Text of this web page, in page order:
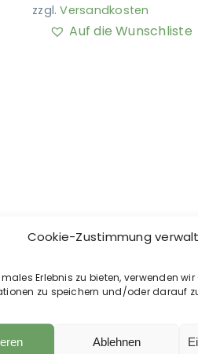
Cookie-Zustimmung
Erlebnis zu bieten, verwenden wir
zu speichern und/oder darauf
Ablehnen
zzgl.Versandkosten
Auf die Wunschliste
8,95€ inkl. MwSt.
Versandkosten